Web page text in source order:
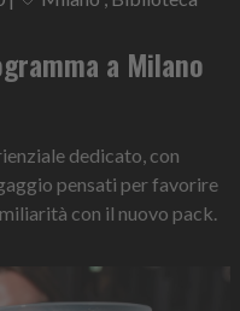
a Milano
dedicato, con
pensati per favorire
con il nuovo pack.